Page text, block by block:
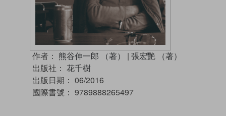
作者： 熊谷伸一郎 （著） | 張宏艷 （著）
出版社： 花千樹
出版日期： 06/2016
國際書號： 9789888265497